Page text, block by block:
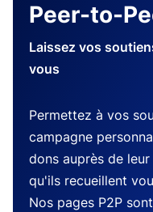
Peer-to-
Laissez vos
vous
Permettez à vos
campagne
dons auprès de
qu'ils recueillent
Nos pages P2P